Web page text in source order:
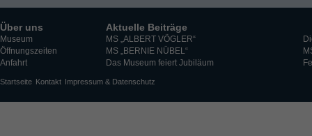
Über uns
Museum
Öffnungszeiten
Anfahrt
Aktuelle Beiträge
MS „ALBERT VÖGLER“
MS „BERNIE NÜBEL“
Das Museum feiert Jubiläum
Startseite Kontakt Impressum & Datenschutz